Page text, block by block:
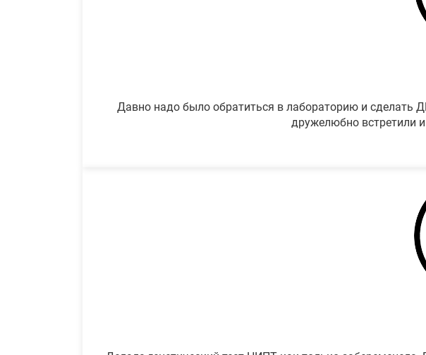
Давно надо было обратиться в лабораторию и сделать
дружелюбно встретили